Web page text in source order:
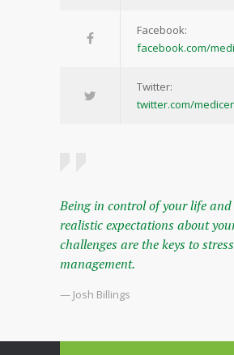
Facebook:
facebook.com/
Twitter:
twitter.com/
Being in control of your life
realistic expectations about
challenges are the keys to stress
management.
— Josh Billings